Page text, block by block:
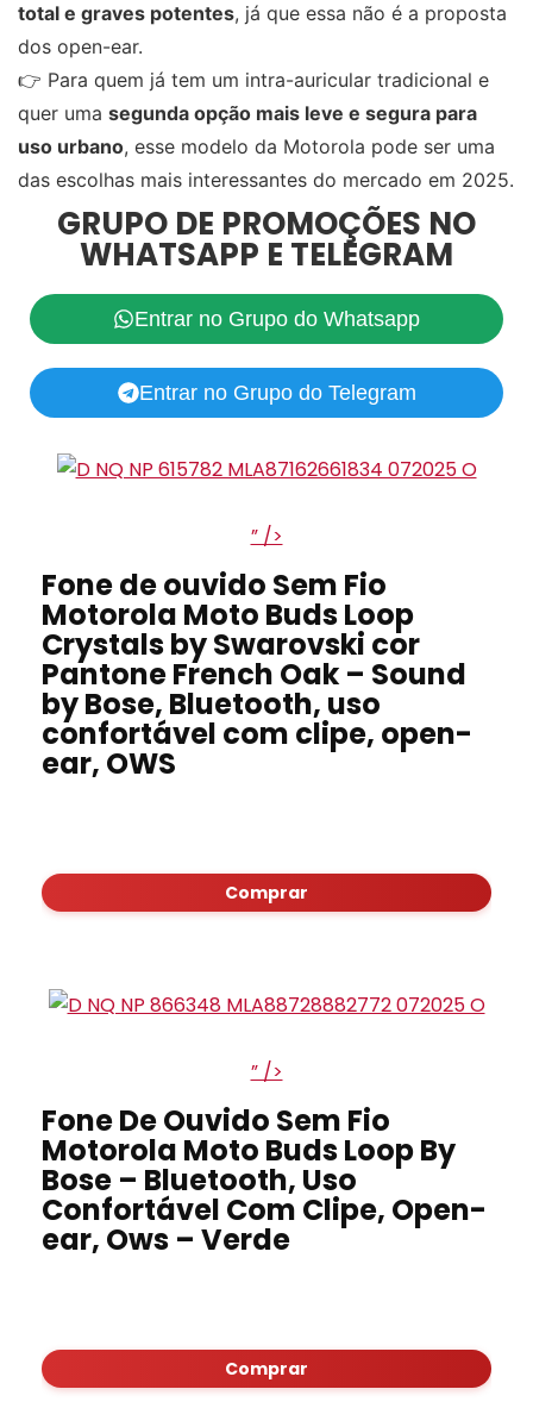
total e graves potentes, já que essa não é a proposta
dos open-ear.
👉 Para quem já tem um intra-auricular tradicional e
quer uma segunda opção mais leve e segura para
uso urbano, esse modelo da Motorola pode ser uma
das escolhas mais interessantes do mercado em 2025.
GRUPO DE PROMOÇÕES NO
WHATSAPP E TELEGRAM
Entrar no Grupo do Whatsapp
Entrar no Grupo do Telegram
” />
Fone de ouvido Sem Fio
Motorola Moto Buds Loop
Crystals by Swarovski cor
Pantone French Oak – Sound
by Bose, Bluetooth, uso
confortável com clipe, open-
ear, OWS
Comprar
” />
Fone De Ouvido Sem Fio
Motorola Moto Buds Loop By
Bose – Bluetooth, Uso
Confortável Com Clipe, Open-
ear, Ows – Verde
Comprar